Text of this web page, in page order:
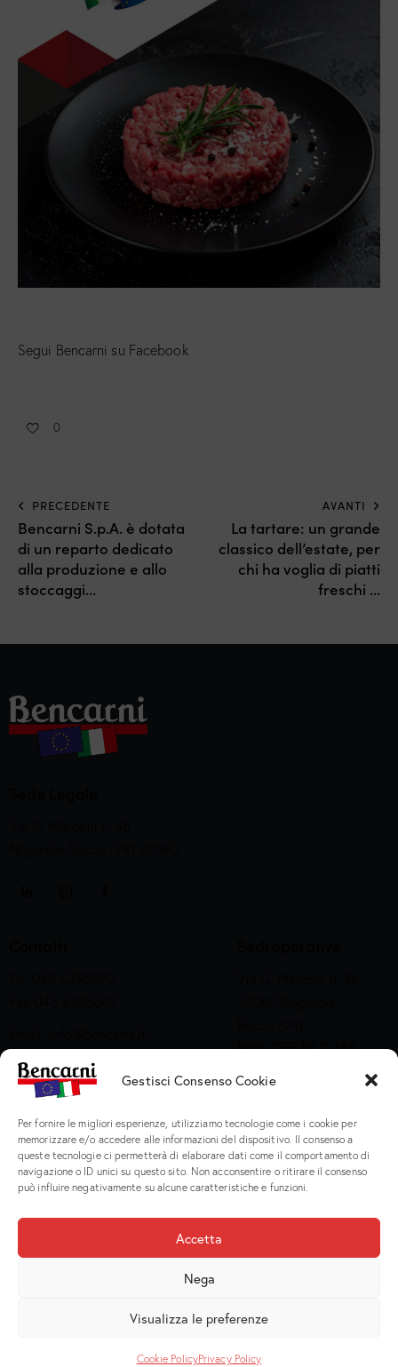
Gestisci Consenso Cookie
Per fornire le migliori esperienze, utilizziamo tecnologie come i cookie per
memorizzare e/o accedere alle informazioni del dispositivo. Il consenso a
queste tecnologie ci permetterà di elaborare dati come il comportamento di
navigazione o ID unici su questo sito. Non acconsentire o ritirare il consenso
può influire negativamente su alcune caratteristiche e funzioni.
Accetta
Nega
Visualizza le preferenze
Cookie PolicyPrivacy Policy
Segui Bencarni su Facebook
0
PRECEDENTE
Bencarni S.p.A. è dotata
di un reparto dedicato
alla produzione e allo
stoccaggi…
AVANTI
La tartare: un grande
classico dell’estate, per
chi ha voglia di piatti
freschi …
SDI: T04ZHR3
Company Profile
Bollo CEE N° IT 455
M CE
37060 Nogarole
Rocca (VR)
Bollo CEE S2X49
Prodotti
Macinati